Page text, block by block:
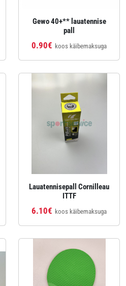
Gewo 40+** lauatennise
pall
0.90€ koos käibemaksuga
Lauatennisepall Cornilleau
ITTF
6.10€ koos käibemaksuga